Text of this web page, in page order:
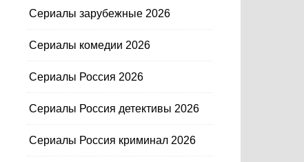
Сериалы зарубежные 2026
Сериалы комедии 2026
Сериалы Россия 2026
Сериалы Россия детективы 2026
Сериалы Россия криминал 2026